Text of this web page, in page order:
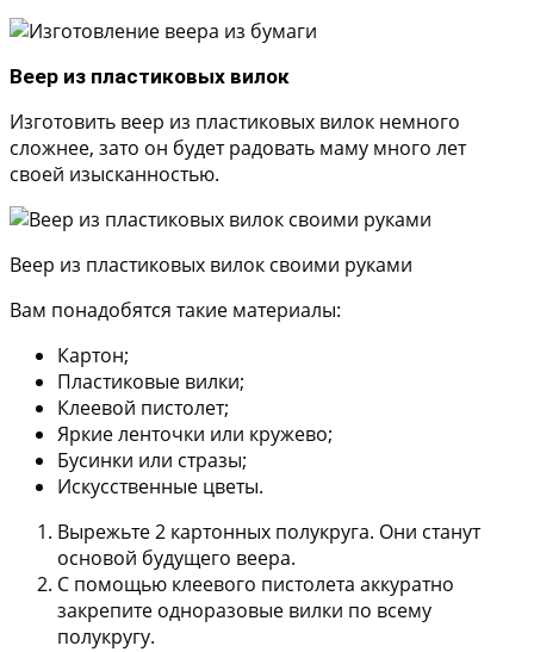
Веер из пластиковых вилок
Изготовить веер из пластиковых вилок немного
сложнее, зато он будет радовать маму много лет
своей изысканностью.
Веер из пластиковых вилок своими руками
Вам понадобятся такие материалы:
Картон;
Пластиковые вилки;
Клеевой пистолет;
Яркие ленточки или кружево;
Бусинки или стразы;
Искусственные цветы.
Вырежьте 2 картонных полукруга. Они станут
основой будущего веера.
С помощью клеевого пистолета аккуратно
закрепите одноразовые вилки по всему
полукругу.